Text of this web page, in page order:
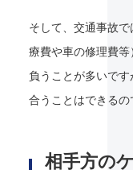
そして、交通事故
療費や車の修理費
負うことが多いで
合うことはできるの
相手方の